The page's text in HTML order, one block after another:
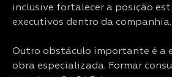
inclusive fortalecer a posição
executivos dentro da companhia.
Outro obstáculo importante é a
obra especializada. Formar